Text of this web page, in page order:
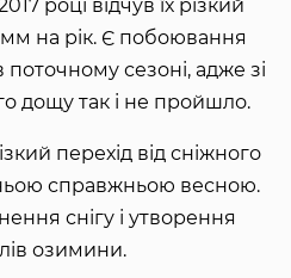
році відчув їх різкий
на рік. Є побоювання
поточному сезоні, адже зі
дощу так і не пройшло.
перехід від сніжного
справжньою весною.
снігу і утворення
озимини.